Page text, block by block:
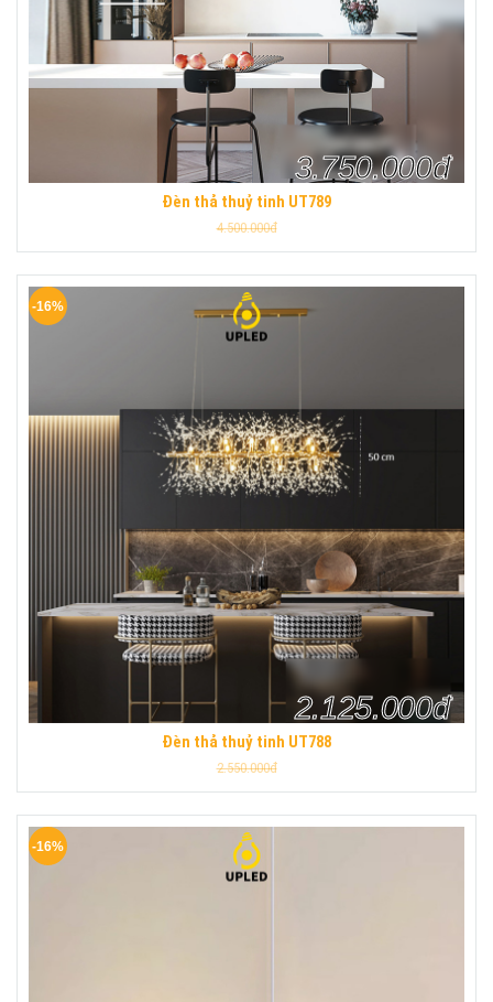
Đèn thả thuỷ tinh UT789
3.750.000đ
4.500.000đ
Đèn thả thuỷ tinh UT788
2.125.000đ
2.550.000đ
-16%
-16%